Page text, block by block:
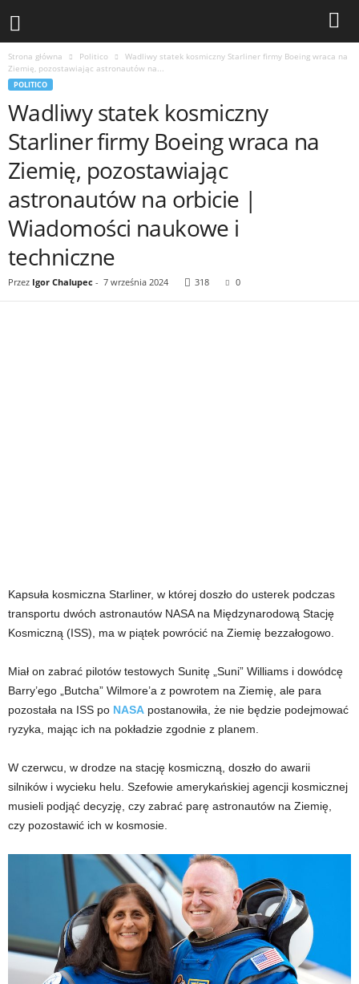
Strona główna Politico
Wadliwy statek kosmiczny Starliner firmy Boeing wraca na
Ziemię, pozostawiając astronautów na...
POLITICO
Wadliwy statek kosmiczny
Starliner firmy Boeing wraca na
Ziemię, pozostawiając
astronautów na orbicie |
Wiadomości naukowe i
techniczne
Przez Igor Chalupec - 7 września 2024 318 0
Kapsuła kosmiczna Starliner, w której doszło do usterek podczas
transportu dwóch astronautów NASA na Międzynarodową Stację
Kosmiczną (ISS), ma w piątek powrócić na Ziemię bezzałogowo.
Miał on zabrać pilotów testowych Sunitę „Suni” Williams i dowódcę
Barry’ego „Butcha” Wilmore’a z powrotem na Ziemię, ale para
pozostała na ISS po NASA postanowiła, że ​​nie będzie podejmować
ryzyka, mając ich na pokładzie zgodnie z planem.
W czerwcu, w drodze na stację kosmiczną, doszło do awarii
silników i wycieku helu. Szefowie amerykańskiej agencji kosmicznej
musieli podjąć decyzję, czy zabrać parę astronautów na Ziemię,
czy pozostawić ich w kosmosie.